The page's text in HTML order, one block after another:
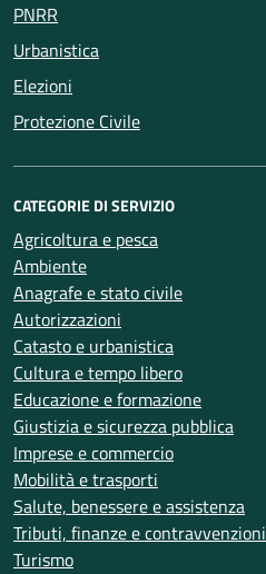
PNRR
Urbanistica
Elezioni
Protezione Civile
CATEGORIE DI SERVIZIO
Agricoltura e pesca
Ambiente
Anagrafe e stato civile
Autorizzazioni
Catasto e urbanistica
Cultura e tempo libero
Educazione e formazione
Giustizia e sicurezza pubblica
Imprese e commercio
Mobilità e trasporti
Salute, benessere e assistenza
Tributi, finanze e contravvenzioni
Turismo